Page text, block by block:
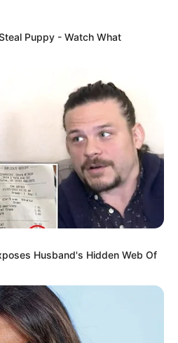
Lucu
Puppy - Watch What
Husband's Hidden Web Of